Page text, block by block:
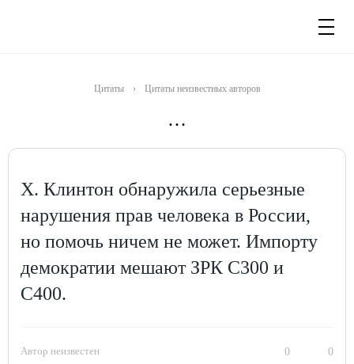
Цитаты › Цитаты неизвестных авторов
…
Х. Клинтон обнаружила серьезные
нарушения прав человека в России,
но помочь ничем не может. Импорту
демократии мешают ЗРК С300 и
С400.
Автор неизвестен 0 0